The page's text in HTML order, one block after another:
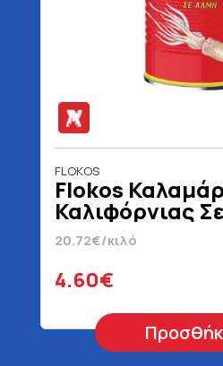
FLOKOS
Flokos
Καλιφόρνιας
gr
20.72€/κιλό
4.60€